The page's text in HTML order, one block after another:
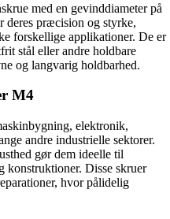
med en gevinddiameter på
deres præcision og styrke,
forskellige applikationer. De er
stål eller andre holdbare
og langvarig holdbarhed.
M4
elektronik,
andre industrielle sektorer.
gør dem ideelle til
konstruktioner. Disse skruer
hvor pålidelig